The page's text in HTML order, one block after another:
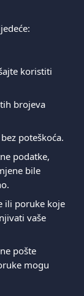
koristiti
brojeva
poteškoća.
podatke,
bile
ili poruke koje
vaše
pošte
mogu